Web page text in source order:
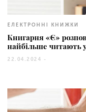
ЕЛЕКТРОННІ КНИЖКИ
Книгарня «Є»
найбільше читають
22.04.2024 -